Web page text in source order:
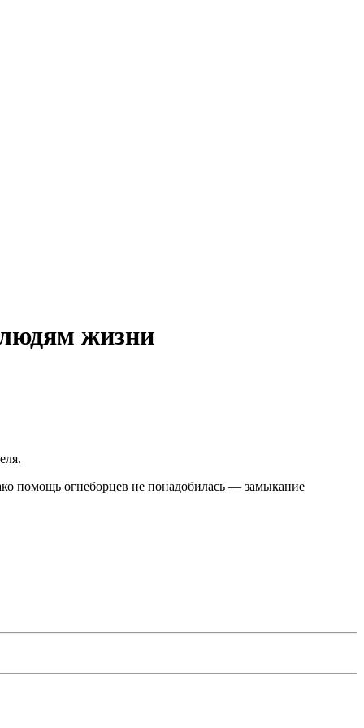
жизни
помощь огнеборцев не понадобилась — замыкание